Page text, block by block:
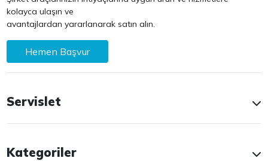
kolayca ulaşın ve
avantajlardan yararlanarak satın alın.
Hemen Başvur
Servislet
Kategoriler